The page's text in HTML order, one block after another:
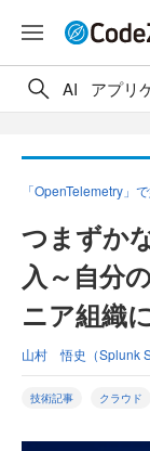
AI アプリ
「OpenTelemetry」
つまずか
入～自分
ニア組織
山村 悟史（Splunk
技術記事 クラウド